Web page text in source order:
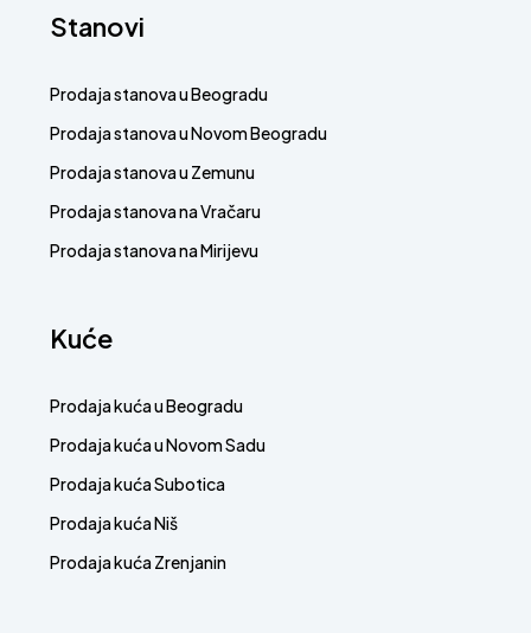
Stanovi
Prodaja stanova u Beogradu
Prodaja stanova u Novom Beogradu
Prodaja stanova u Zemunu
Prodaja stanova na Vračaru
Prodaja stanova na Mirijevu
Kuće
Prodaja kuća u Beogradu
Prodaja kuća u Novom Sadu
Prodaja kuća Subotica
Prodaja kuća Niš
Prodaja kuća Zrenjanin